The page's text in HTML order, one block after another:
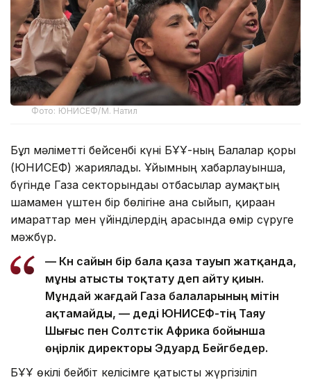
Фото: ЮНИСЕФ/М. Натил
Бұл мәліметті бейсенбі күні БҰҰ-ның Балалар қоры
(ЮНИСЕФ) жариялады. Ұйымның хабарлауынша,
бүгінде Газа секторындағы отбасылар аумақтың
шамамен үштен бір бөлігіне ғана сыйып, қираған
ғимараттар мен үйінділердің арасында өмір сүруге
мәжбүр.
— Күн сайын бір бала қаза тауып жатқанда,
мұны атысты тоқтату деп айту қиын.
Мұндай жағдай Газа балаларының үмітін
ақтамайды, — деді ЮНИСЕФ-тің Таяу
Шығыс пен Солтүстік Африка бойынша
өңірлік директоры Эдуард Бейгбедер.
БҰҰ өкілі бейбіт келісімге қатысты жүргізіліп